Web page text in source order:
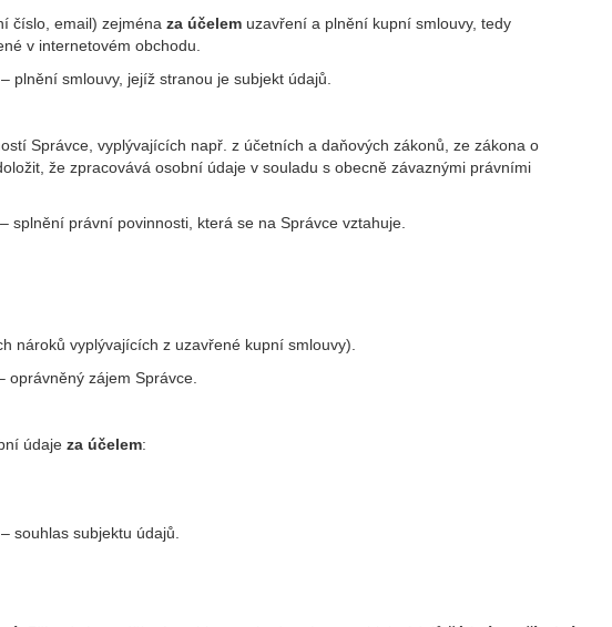
číslo, email) zejména za účelemuzavření a plnění kupní smlouvy, tedy
v internetovém obchodu.
smlouvy, jejíž stranou je subjekt údajů.
Správce, vyplývajících např. z účetních a daňových zákonů, ze zákona o
že zpracovává osobní údaje v souladu s obecně závaznými právními
právní povinnosti, která se na Správce vztahuje.
nároků vyplývajících z uzavřené kupní smlouvy).
zájem Správce.
údaje za účelem:
souhlas subjektu údajů.